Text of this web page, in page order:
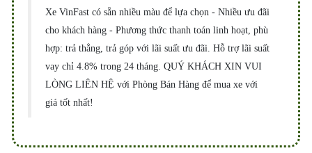
Xe VinFast có sẵn nhiều màu để lựa chọn - Nhiều ưu đãi
cho khách hàng - Phương thức thanh toán linh hoạt, phù
hợp: trả thẳng, trả góp với lãi suất ưu đãi. Hỗ trợ lãi suất
vay chỉ 4.8% trong 24 tháng. QUÝ KHÁCH XIN VUI
LÒNG LIÊN HỆ với Phòng Bán Hàng để mua xe với
giá tốt nhất!